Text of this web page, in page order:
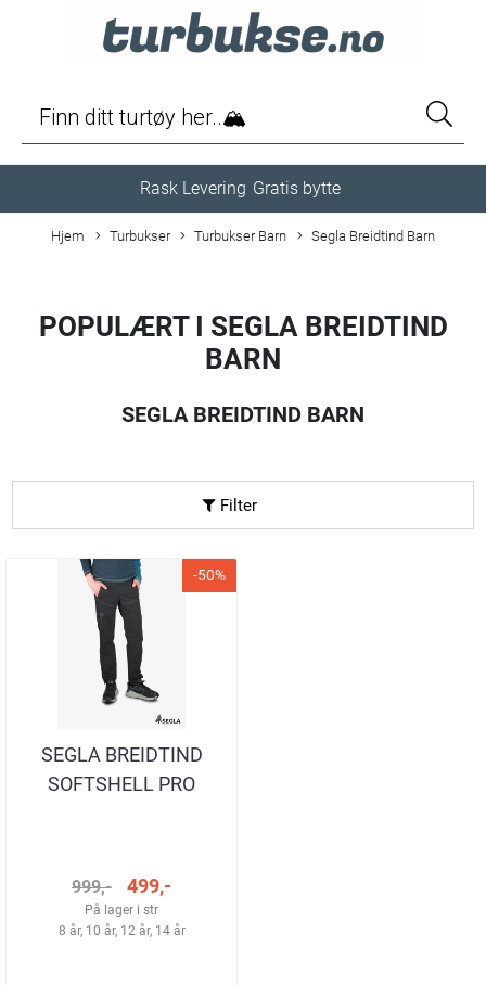
Rask Levering Gratis bytte
Hjem Turbukser Turbukser Barn Segla Breidtind Barn
POPULÆRT I SEGLA BREIDTIND
BARN
SEGLA BREIDTIND BARN
Filter
-50%
SEGLA BREIDTIND
SOFTSHELL PRO
999,- 499,-
På lager i str
8 år, 10 år, 12 år, 14 år